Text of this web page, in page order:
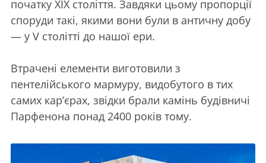
початку XIX століття. Завдяки цьому пропорції
споруди такі, якими вони були в античну добу
— у V столітті до нашої ери.
Втрачені елементи виготовили з
пентелійського мармуру, видобутого в тих
самих кар’єрах, звідки брали камінь будівничі
Парфенона понад 2400 років тому.